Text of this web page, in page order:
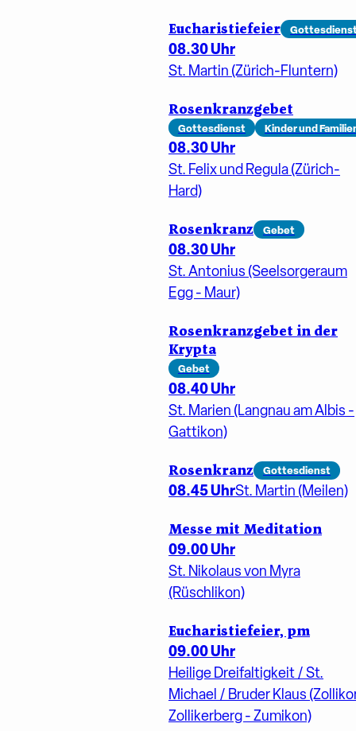
Eucharistiefeier
08.30 Uhr
St. Martin (Zürich-Fluntern)
Rosenkranzgebet
Gottesdienst Kinder und
08.30 Uhr
St. Felix und Regula (Zürich-
Hard)
Rosenkranz Gebet
08.30 Uhr
St. Antonius (Seelsorgeraum
Egg - Maur)
Rosenkranzgebet in der
Krypta
Gebet
08.40 Uhr
St. Marien (Langnau am Albis -
Gattikon)
Rosenkranz Gottesdienst
08.45 UhrSt. Martin (Meilen)
Messe mit Meditation
09.00 Uhr
St. Nikolaus von Myra
(Rüschlikon)
Eucharistiefeier, pm
09.00 Uhr
Heilige Dreifaltigkeit / St.
Michael / Bruder Klaus
Zollikerberg - Zumikon)